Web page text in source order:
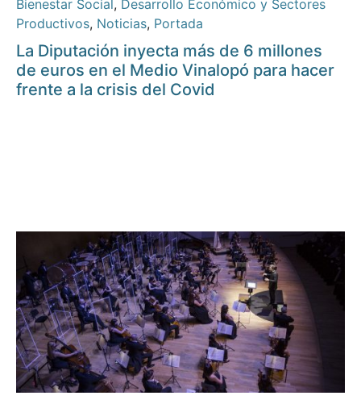
Bienestar Social, Desarrollo Económico y Sectores
Productivos, Noticias, Portada
La Diputación inyecta más de 6 millones
de euros en el Medio Vinalopó para hacer
frente a la crisis del Covid